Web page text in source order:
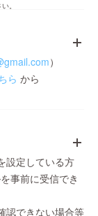
。
）
ら から
設定している方
事前に受信でき
認できない場合等